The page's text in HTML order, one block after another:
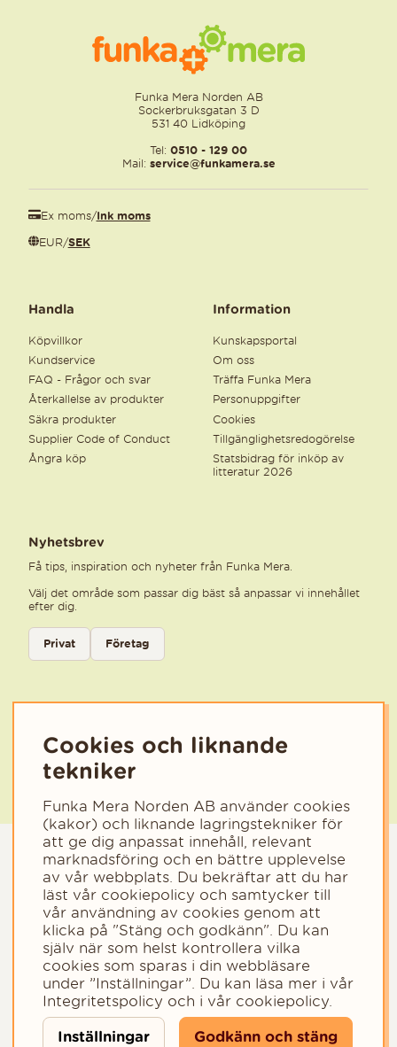
Funka Mera Norden AB
Sockerbruksgatan 3 D
531 40 Lidköping
Tel: 0510 - 129 00
Mail: service@funkamera.se
Ex moms/Ink moms
EUR/SEK
Handla
Köpvillkor
Kundservice
FAQ - Frågor och svar
Återkallelse av produkter
Säkra produkter
Supplier Code of Conduct
Ångra köp
Information
Kunskapsportal
Om oss
Träffa Funka Mera
Personuppgifter
Cookies
Tillgänglighetsredogörelse
Statsbidrag för inköp av
litteratur 2026
Nyhetsbrev
Få tips, inspiration och nyheter från Funka Mera.
Välj det område som passar dig bäst så anpassar vi innehållet
efter dig.
Välj kategori för nyhetsbrev
Privat
Företag
Copyright © 2023 - Funka Mera Norden AB
Cookies och liknande
tekniker
Funka Mera Norden AB använder cookies
(kakor) och liknande lagringstekniker för
att ge dig anpassat innehåll, relevant
marknadsföring och en bättre upplevelse
av vår webbplats. Du bekräftar att du har
läst vår cookiepolicy och samtycker till
vår användning av cookies genom att
klicka på "Stäng och godkänn". Du kan
själv när som helst kontrollera vilka
cookies som sparas i din webbläsare
under ”Inställningar”. Du kan läsa mer i vår
Integritetspolicy och i vår cookiepolicy.
Inställningar Godkänn och stäng